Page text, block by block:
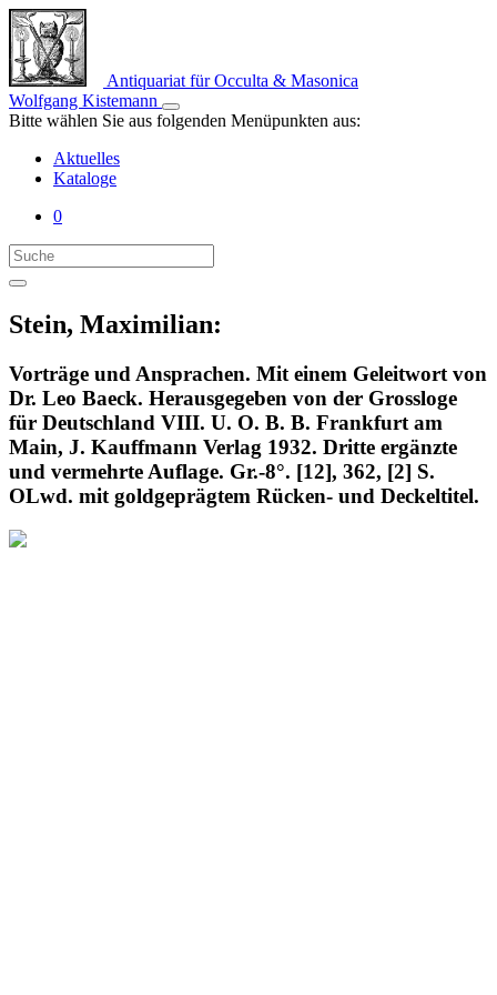
Antiquariat für Occulta & Masonica
Wolfgang Kistemann
Bitte wählen Sie aus folgenden Menüpunkten aus:
Aktuelles
Kataloge
0
Stein, Maximilian:
Vorträge und Ansprachen. Mit einem Geleitwort von
Dr. Leo Baeck. Herausgegeben von der Grossloge
für Deutschland VIII. U. O. B. B. Frankfurt am
Main, J. Kauffmann Verlag 1932. Dritte ergänzte
und vermehrte Auflage. Gr.-8°. [12], 362, [2] S.
OLwd. mit goldgeprägtem Rücken- und Deckeltitel.